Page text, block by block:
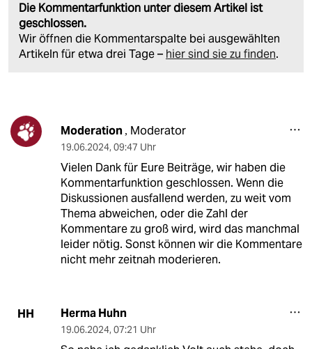
Die Kommentarfunktion unter diesem Artikel ist
geschlossen.
Wir öffnen die Kommentarspalte bei ausgewählten
Artikeln für etwa drei Tage – hier sind sie zu finden.
Moderation , Moderator
19.06.2024, 09:47 Uhr
Vielen Dank für Eure Beiträge, wir haben die
Kommentarfunktion geschlossen. Wenn die
Diskussionen ausfallend werden, zu weit vom
Thema abweichen, oder die Zahl der
Kommentare zu groß wird, wird das manchmal
leider nötig. Sonst können wir die Kommentare
nicht mehr zeitnah moderieren.
HH Herma Huhn
19.06.2024, 07:21 Uhr